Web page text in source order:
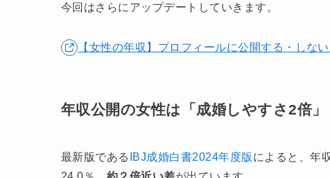
今回はさらにアップデートしていきます。
【女性の年収】プロフィールに公開する・しな
年収公開の女性は「成婚しやすさ2倍」
最新版である IBJ成婚白書2024年度版 によると、年